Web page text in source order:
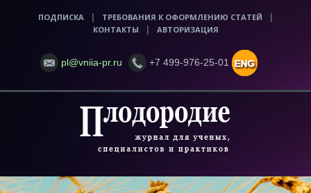
ПОДПИСКА ТРЕБОВАНИЯ К ОФОРМЛЕНИЮ СТАТЕЙ
КОНТАКТЫ
АВТОРИЗАЦИЯ
pl@vniia-pr.ru +7 499-976-25-01